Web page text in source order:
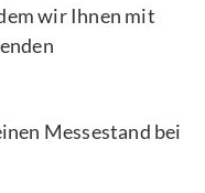
wir Ihnen mit
Messestand bei